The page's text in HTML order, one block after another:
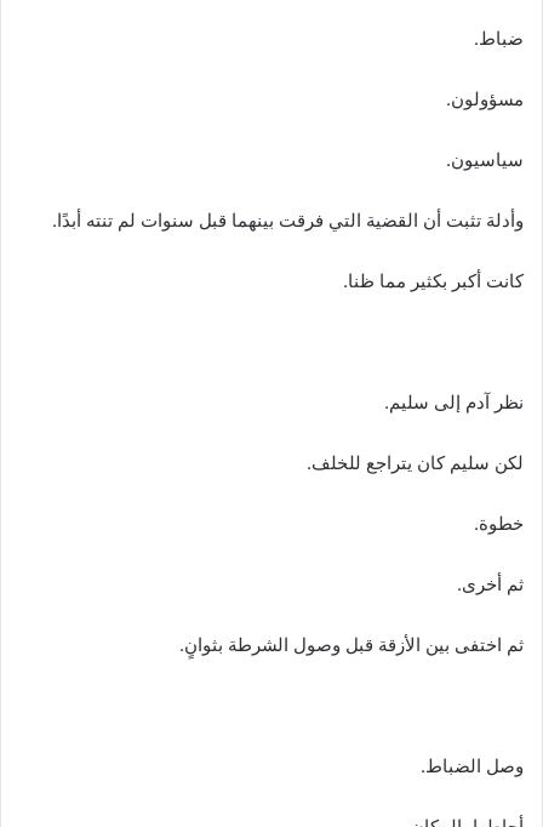
ضباط.
مسؤولون.
سياسيون.
وأدلة تثبت أن القضية التي فرقت بينهما قبل سنوات لم تنته أبدًا.
كانت أكبر بكثير مما ظنا.
نظر آدم إلى سليم.
لكن سليم كان يتراجع للخلف.
خطوة.
ثم أخرى.
ثم اختفى بين الأزقة قبل وصول الشرطة بثوانٍ.
وصل الضباط.